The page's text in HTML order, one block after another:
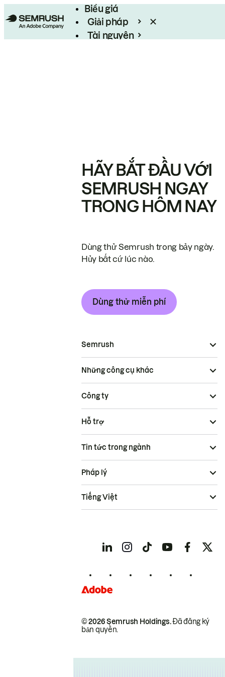
Biểu giá
Giải pháp
Tài nguyên
HÃY BẮT ĐẦU VỚI
SEMRUSH NGAY
TRONG HÔM NAY
Dùng thử Semrush trong bảy ngày.
Hủy bất cứ lúc nào.
Dùng thử miễn phí
Semrush
Những công cụ khác
Công ty
Hỗ trợ
Tin tức trong ngành
© 2026 Semrush Holdings.Đã đăng ký
bản quyền.
Pháp lý
Tiếng Việt